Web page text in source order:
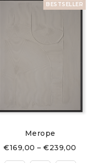
BESTSELLER
Merope
€169,00 –€239,00